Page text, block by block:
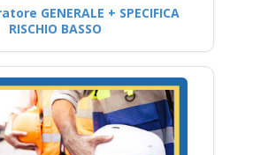
GENERALE + SPECIFICA
RISCHIO BASSO